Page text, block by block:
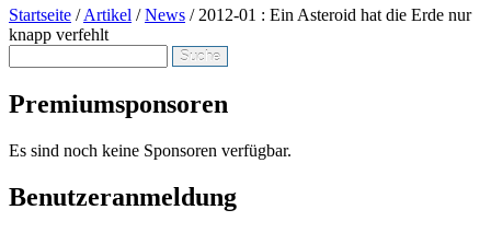
Startseite /Artikel /News / 2012-01 : Ein Asteroid hat die Erde nur
knapp verfehlt
Premiumsponsoren
Es sind noch keine Sponsoren verfügbar.
Benutzeranmeldung